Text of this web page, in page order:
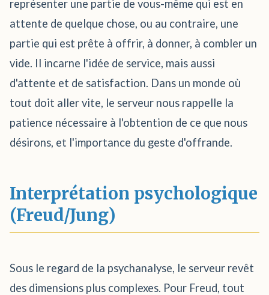
représenter une partie de vous-même qui est en
attente de quelque chose, ou au contraire, une
partie qui est prête à offrir, à donner, à combler un
vide. Il incarne l'idée de service, mais aussi
d'attente et de satisfaction. Dans un monde où
tout doit aller vite, le serveur nous rappelle la
patience nécessaire à l'obtention de ce que nous
désirons, et l'importance du geste d'offrande.
Interprétation psychologique
(Freud/Jung)
Sous le regard de la psychanalyse, le serveur revêt
des dimensions plus complexes. Pour Freud, tout